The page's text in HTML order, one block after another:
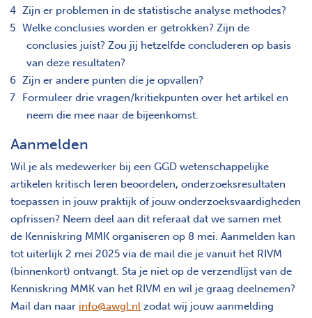
Zijn er problemen in de statistische analyse methodes?
Welke conclusies worden er getrokken? Zijn de
conclusies juist? Zou jij hetzelfde concluderen op basis
van deze resultaten?
Zijn er andere punten die je opvallen?
Formuleer drie vragen/kritiekpunten over het artikel en
neem die mee naar de bijeenkomst.
Aanmelden
Wil je als medewerker bij een GGD wetenschappelijke
artikelen kritisch leren beoordelen, onderzoeksresultaten
toepassen in jouw praktijk of jouw onderzoeksvaardigheden
opfrissen? Neem deel aan dit referaat dat we samen met
de Kenniskring MMK organiseren op 8 mei. Aanmelden kan
tot uiterlijk 2 mei 2025 via de mail die je vanuit het RIVM
(binnenkort) ontvangt. Sta je niet op de verzendlijst van de
Kenniskring MMK van het RIVM en wil je graag deelnemen?
Mail dan naar info@awgl.nl zodat wij jouw aanmelding